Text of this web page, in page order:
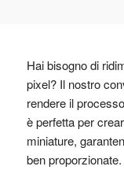
Hai bisogno di
pixel? Il nostro
rendere il
è perfetta per
miniature,
ben proporzionate.